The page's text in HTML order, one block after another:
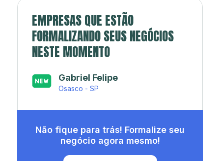
EMPRESAS QUE ESTÃO
FORMALIZANDO SEUS NEGÓCIOS
NESTE MOMENTO
Japa’s açaí e sorveteria
Rio de Janeiro - RJ
Não fique para trás! Formalize seu
negócio agora mesmo!